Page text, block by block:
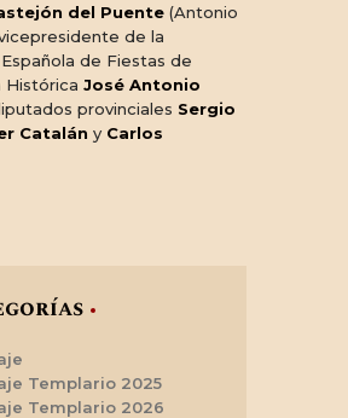
del Puente (Antonio
de la
de Fiestas de
Histórica José Antonio
provinciales Sergio
Catalán y Carlos
Templario 2025
Templario 2026